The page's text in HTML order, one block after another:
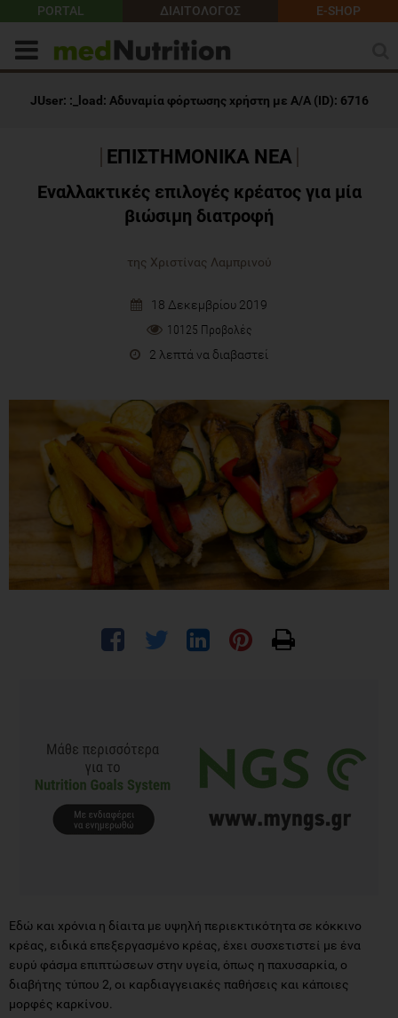
PORTAL ΔΙΑΙΤΟΛΟΓΟΣ E-SHOP
ΕΠΙΣΤΗΜΟΝΙΚΑ ΝΕΑ
βιώσιμη διατροφή
της Χριστίνας Λαμπρινού
2 λεπτά να διαβαστεί
διαβήτης τύπου 2, οι καρδιαγγειακές παθήσεις και κάποιες
μορφές καρκίνου.
Βασιζόμενη σε ανασκόπηση των επιδημιολογικών στοιχείων, η
Διεθνής Διεύθυνση Έρευνας για τον Καρκίνο του Παγκόσμιου